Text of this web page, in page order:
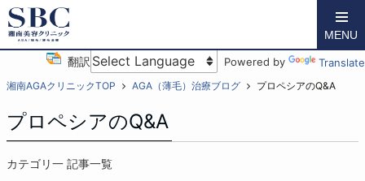
翻訳 Powered by Translate
MENU
湘南AGAクリニックTOP AGA（薄毛）治療ブログ プロペシアのQ&A
プロペシアのQ&A
カテゴリ一 記事一覧